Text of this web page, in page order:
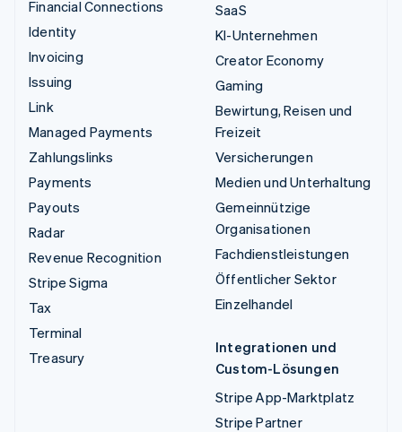
Financial Connections
Identity
Invoicing
Issuing
Link
Managed Payments
Zahlungslinks
Payments
Payouts
Radar
Revenue Recognition
Stripe Sigma
Tax
Terminal
Treasury
SaaS
KI-Unternehmen
Creator Economy
Gaming
Bewirtung, Reisen und
Freizeit
Versicherungen
Medien und Unterhaltung
Gemeinnützige
Organisationen
Fachdienstleistungen
Öffentlicher Sektor
Einzelhandel
Integrationen und
Custom-Lösungen
Stripe App-Marktplatz
Stripe Partner